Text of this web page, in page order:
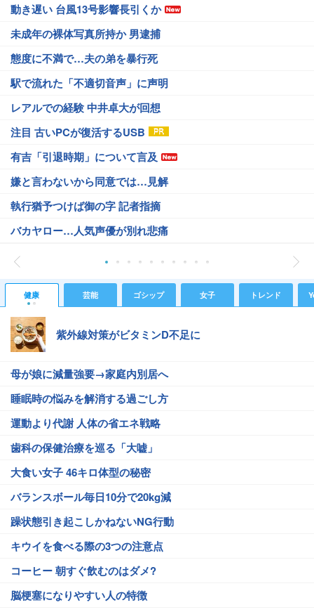
動き遅い 台風13号影響長引くか
未成年の裸体写真所持か 男逮捕
態度に不満で…夫の弟を暴行死
駅で流れた「不適切音声」に声明
レアルでの経験 中井卓大が回想
注目 古いPCが復活するUSB
有吉「引退時期」について言及
嫌と言わないから同意では…見解
執行猶予つけば御の字 記者指摘
バカヤロー…人気声優が別れ悲痛
健康 芸能 ゴシップ 女子 トレンド
紫外線対策がビタミンD不足に
母が娘に減量強要→家庭内別居へ
睡眠時の悩みを解消する過ごし方
運動より代謝 人体の省エネ戦略
歯科の保健治療を巡る「大嘘」
大食い女子 46キロ体型の秘密
バランスボール毎日10分で20kg減
躁状態引き起こしかねないNG行動
キウイを食べる際の3つの注意点
コーヒー 朝すぐ飲むのはダメ?
脳梗塞になりやすい人の特徴